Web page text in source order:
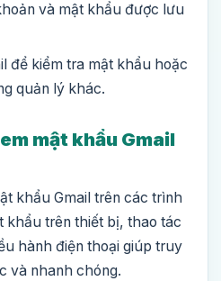
và mật khẩu được lưu
để kiểm tra mật khẩu hoặc
quản lý khác.
mật khẩu Gmail
khẩu Gmail trên các trình
khẩu trên thiết bị, thao tác
hành điện thoại giúp truy
và nhanh chóng.